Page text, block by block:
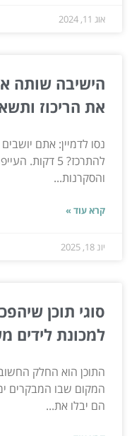
אוג 11, 2024
הישיבה שותה
את הריכוז
נסו לדמיין: אתם
להתרכז? 5
והסקרנות...
קרא עוד »
יונ 18, 2025
סוגי תוכן
למכונת לידים
התוכן הוא החלק
המקום שבו המבקרים
הם יבלו את...